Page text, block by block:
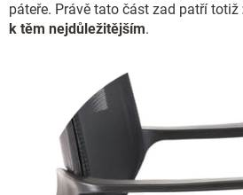
páteře. Právě tato část zad patří totiž
k těm nejdůležitějším.